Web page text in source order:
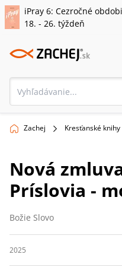
iPray 6: Cezročné
18. - 26. týždeň
Zachej Kresťanské knihy
Nová
Príslovia -
Božie Slovo
2025